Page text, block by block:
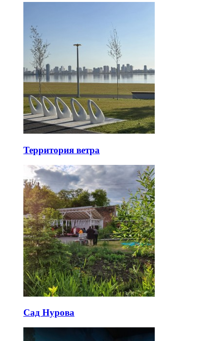
Территория ветра
Сад Нурова